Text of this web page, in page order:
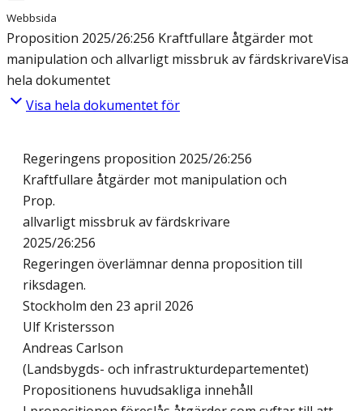
Webbsida
Proposition 2025/26:256 Kraftfullare åtgärder mot
manipulation och allvarligt missbruk av färdskrivareVisa
hela dokumentet
Visa hela dokumentet för
Regeringens proposition 2025/26:256
Kraftfullare åtgärder mot manipulation och
Prop.
allvarligt missbruk av färdskrivare
2025/26:256
Regeringen överlämnar denna proposition till
riksdagen.
Stockholm den 23 april 2026
Ulf Kristersson
Andreas Carlson
(Landsbygds- och infrastrukturdepartementet)
Propositionens huvudsakliga innehåll